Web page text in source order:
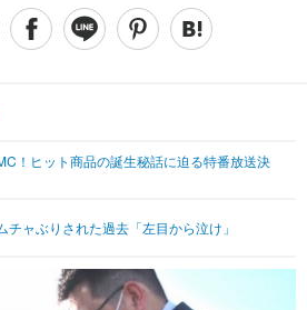
その他
映画・ドラマ
その他
！ヒット商品の誕生秘話に迫る特番放送決
チャぶりされた過去「左目から泣け」